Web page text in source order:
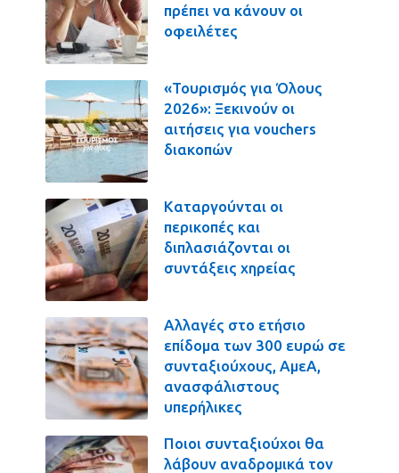
πρέπει να κάνουν οι
οφειλέτες
«Τουρισμός για Όλους
2026»: Ξεκινούν οι
αιτήσεις για vouchers
διακοπών
Καταργούνται οι
περικοπές και
διπλασιάζονται οι
συντάξεις χηρείας
Αλλαγές στο ετήσιο
επίδομα των 300 ευρώ σε
συνταξιούχους, ΑμεΑ,
ανασφάλιστους
υπερήλικες
Ποιοι συνταξιούχοι θα
λάβουν αναδρομικά τον